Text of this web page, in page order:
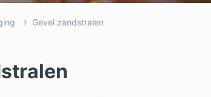
Gevel zandstralen